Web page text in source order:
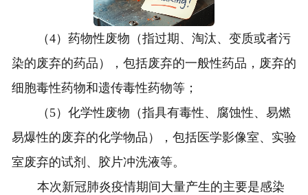
（4）药物性废物（指过期、淘汰、变质或者污
染的废弃的药品），包括废弃的一般性药品，废弃的
细胞毒性药物和遗传毒性药物等；
（5）化学性废物（指具有毒性、腐蚀性、易燃
易爆性的废弃的化学物品），包括医学影像室、实验
室废弃的试剂、胶片冲洗液等。
本次新冠肺炎疫情期间大量产生的主要是感染